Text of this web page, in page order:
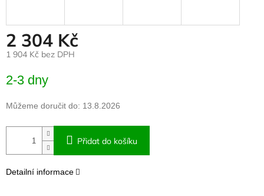
2 304 Kč
1 904 Kč bez DPH
cena:
2-3 dny
Můžeme doručit do: 13.8.2026
Přidat do košíku
Detailní informace